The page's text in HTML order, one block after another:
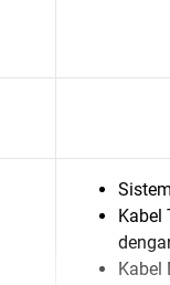
Kabel
Kabel